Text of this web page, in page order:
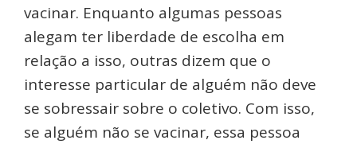
vacinar. Enquanto algumas pessoas
alegam ter liberdade de escolha em
relação a isso, outras dizem que o
interesse particular de alguém não deve
se sobressair sobre o coletivo. Com isso,
se alguém não se vacinar, essa pessoa